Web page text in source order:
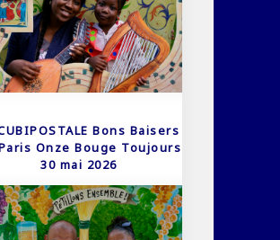
Bons Baisers
Onze Bouge Toujours
30 mai 2026